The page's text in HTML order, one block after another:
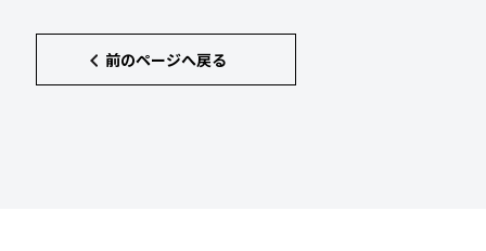
前のページへ戻る